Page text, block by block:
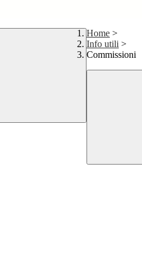
Home >
Info utili >
Commissioni